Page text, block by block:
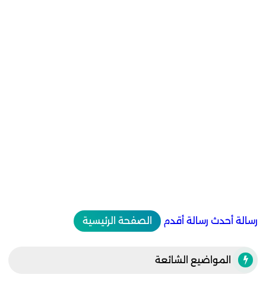
رسالة أحدث رسالة أقدم الصفحة الرئيسية
المواضيع الشائعة